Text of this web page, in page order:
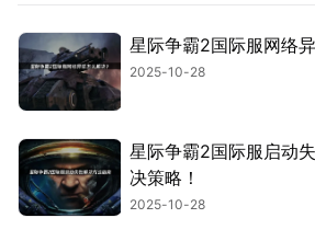
星际争霸2国际服网络
2025-10-28
星际争霸2国际服启动
决策略！
2025-10-28